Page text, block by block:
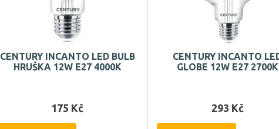
CENTURY INCANTO LED BULB
HRUŠKA 12W E27 4000K
175 Kč
CENTURY INCANTO
GLOBE 12W E27 2700K
293 Kč